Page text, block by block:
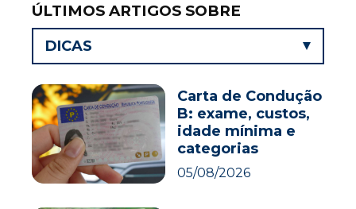
ÚLTIMOS ARTIGOS SOBRE
DICAS
Carta de Condução
B: exame, custos,
idade mínima e
categorias
05/08/2026